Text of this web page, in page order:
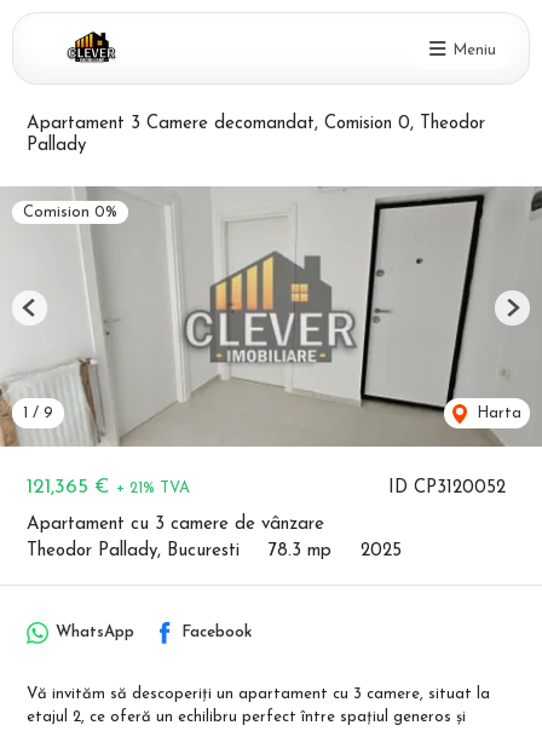
Meniu
Apartament 3 Camere decomandat, Comision 0, Theodor
Pallady
ID CP3120052
121,365 € + 21% TVA
Apartament cu 3 camere de vânzare
Theodor Pallady, Bucuresti
78.3 mp 2025
Comision 0%
1 / 9 Harta
Previous
WhatsApp Facebook
Vă invităm să descoperiți un apartament cu 3 camere, situat la
etajul 2, ce oferă un echilibru perfect între spațiul generos și